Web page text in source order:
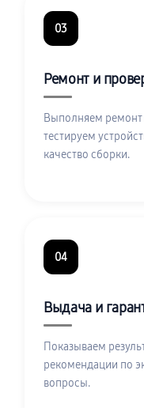
03
Ремонт и
Выполняем ремонт
тестируем
качество сборки.
04
Выдача и
Показываем
рекомендации по
вопросы.